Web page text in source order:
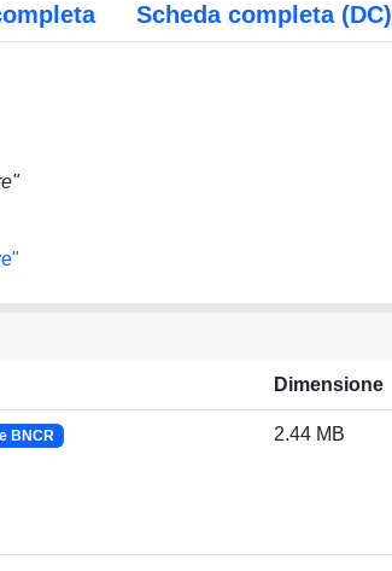
Scheda completa (DC)
Dimensione
BNCR 2.44 MB